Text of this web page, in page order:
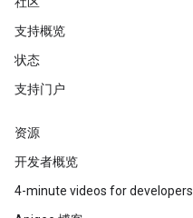
支持概览
状态
支持门户
资源
开发者概览
4-minute videos for developers